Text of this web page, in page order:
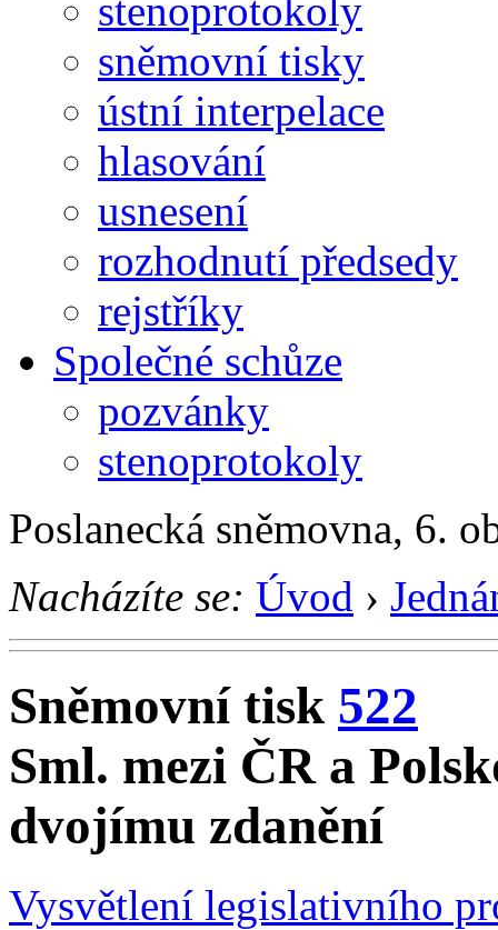
stenoprotokoly
sněmovní tisky
ústní interpelace
hlasování
usnesení
rozhodnutí předsedy
rejstříky
Společné schůze
pozvánky
stenoprotokoly
Poslanecká sněmovna, 6.
Nacházíte se: Úvod ›
Sněmovní tisk 522
Sml. mezi ČR a
dvojímu zdanění
Vysvětlení legislativního